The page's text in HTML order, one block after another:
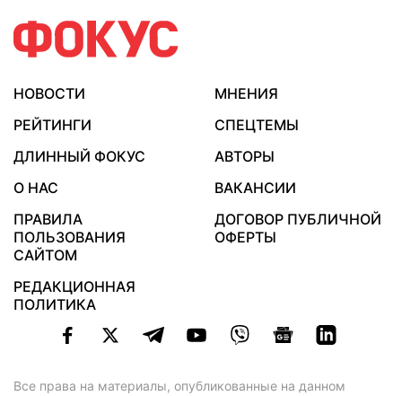
НОВОСТИ
МНЕНИЯ
РЕЙТИНГИ
СПЕЦТЕМЫ
ДЛИННЫЙ ФОКУС
АВТОРЫ
О НАС
ВАКАНСИИ
ПРАВИЛА
ПОЛЬЗОВАНИЯ
САЙТОМ
ДОГОВОР ПУБЛИЧНОЙ
ОФЕРТЫ
РЕДАКЦИОННАЯ
ПОЛИТИКА
Все права на материалы, опубликованные на данном